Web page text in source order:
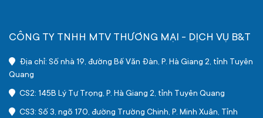
CÔNG TY TNHH MTV THƯƠNG MẠI - DỊCH VỤ B&T
Địa chỉ: Số nhà 19, đường Bế Văn Đàn, P. Hà Giang 2, tỉnh Tuyên
Quang
CS2: 145B Lý Tự Trọng, P. Hà Giang 2, tỉnh Tuyên Quang
CS3: Số 3, ngõ 170, đường Trường Chinh, P. Minh Xuân, Tỉnh